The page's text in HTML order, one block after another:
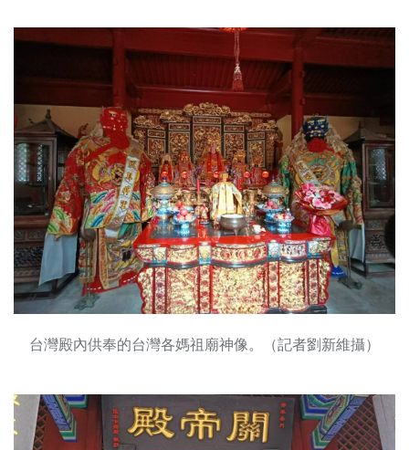
台灣殿內供奉的台灣各媽祖廟神像。（記者劉新維攝）